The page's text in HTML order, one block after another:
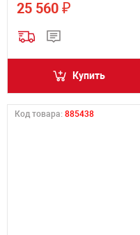
25 560 ₽
Купить
Код товара: 885438